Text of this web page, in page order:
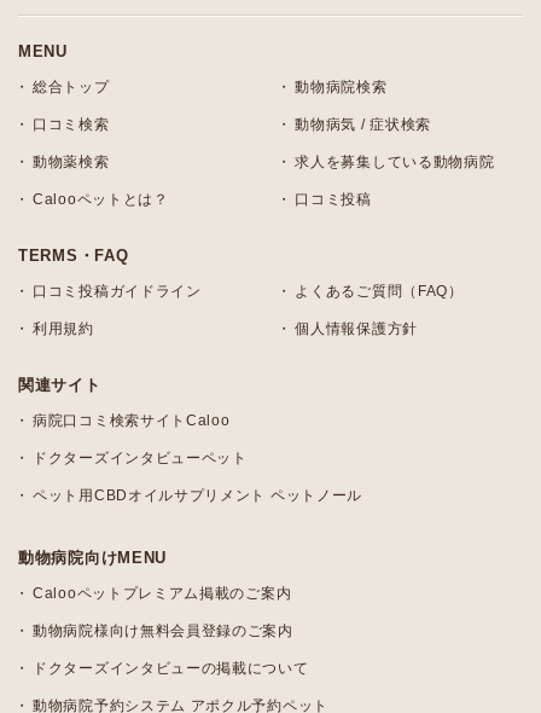
MENU
総合トップ 動物病院検索
口コミ検索 動物病気 / 症状検索
動物薬検索 求人を募集している動物病院
Calooペットとは？ 口コミ投稿
TERMS・FAQ
口コミ投稿ガイドライン よくあるご質問（FAQ）
利用規約 個人情報保護方針
関連サイト
病院口コミ検索サイトCaloo
ドクターズインタビューペット
ペット用CBDオイルサプリメント ペットノール
動物病院向けMENU
Calooペットプレミアム掲載のご案内
動物病院様向け無料会員登録のご案内
ドクターズインタビューの掲載について
動物病院予約システム アポクル予約ペット